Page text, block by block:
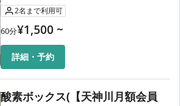
2名 まで利用可
60分¥1,500 ~
詳細・予約
酸素ボックス(【天神川月額会員